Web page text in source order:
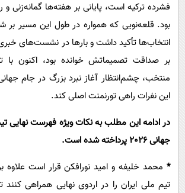
فشرده ترکیه است، پایانی بر هفته‌ها گمانه‌زنی
بود. قلعه‌نویی که همواره در طول این مسیر بر
انتخاب‌ها تأکید داشت و بارها در نشست‌های
بر صداقت تصمیماتش خوانده بود، اکنون با
منتخب، چشم‌انتظار آغاز نبرد بزرگ در جام
این نفرات راهی تورنمنت اصلی کند.
در ادامه این مطلب به نکات ویژه فهرست نهایی
جهانی 2026 پرداخته شده است.
*
تیم ملی ایران را در اردوی نهایی همراهی کنند